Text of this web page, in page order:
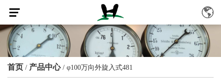
首页 / 产品中心/ φ100万向外旋入式481